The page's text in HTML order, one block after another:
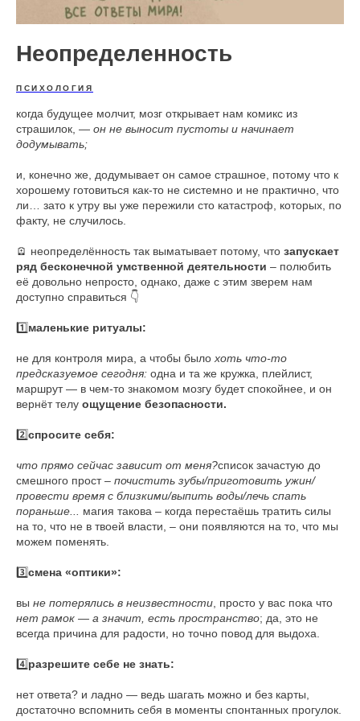
Неопределенность
ПСИХОЛОГИЯ
когда будущее молчит, мозг открывает нам комикс из
страшилок, — он не выносит пустоты и начинает
додумывать;
и, конечно же, додумывает он самое страшное, потому что к
хорошему готовиться как-то не системно и не практично, что
ли… зато к утру вы уже пережили сто катастроф, которых, по
факту, не случилось.
🪫 неопределённость так выматывает потому, что запускает
ряд бесконечной умственной деятельности – полюбить
её довольно непросто, однако, даже с этим зверем нам
доступно справиться 👇
1️⃣маленькие ритуалы:
не для контроля мира, а чтобы было хоть что-то
предсказуемое сегодня: одна и та же кружка, плейлист,
маршрут — в чем-то знакомом мозгу будет спокойнее, и он
вернёт телу ощущение безопасности.
2️⃣спросите себя:
что прямо сейчас зависит от меня?список зачастую до
смешного прост – почистить зубы/приготовить ужин/
провести время с близкими/выпить воды/лечь спать
пораньше...
магия такова – когда перестаёшь тратить силы
на то, что не в твоей власти, – они появляются на то, что мы
можем поменять.
3️⃣смена «оптики»:
вы не потерялись в неизвестности , просто у вас пока что
нет рамок — а значит, есть пространство; да, это не
всегда причина для радости, но точно повод для выдоха.
4️⃣разрешите себе не знать:
нет ответа? и ладно — ведь шагать можно и без карты,
достаточно вспомнить себя в моменты спонтанных прогулок.